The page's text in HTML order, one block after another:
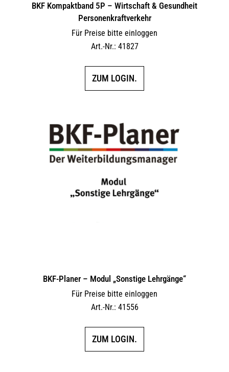
BKF Kompaktband 5P – Wirtschaft & Gesundheit
Personenkraftverkehr
Für Preise bitte einloggen
Art.-Nr.: 41827
ZUM LOGIN.
BKF-Planer – Modul „Sonstige Lehrgänge“
Für Preise bitte einloggen
Art.-Nr.: 41556
ZUM LOGIN.